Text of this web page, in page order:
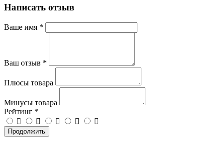
Написать отзыв
Ваше имя *
Ваш отзыв *
Плюсы товара
Минусы товара
Рейтинг *
Продолжить